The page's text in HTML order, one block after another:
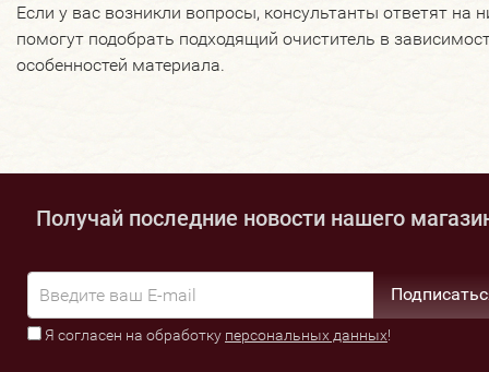
Если у вас возникли вопросы, консультанты ответят на
помогут подобрать подходящий очиститель в
особенностей материала.
Получай последние новости нашего
Я согласен на обработку персональных данных!